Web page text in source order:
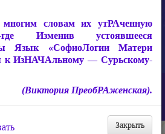
Матери Мира
Свет во Тьме
словам их утРАченную
где Изменив устоявшееся
Язык «СофиоЛогии Матери
к ИзНАЧАльному — Сурьскому-
(Виктория ПреобРАженская).
Закрыть